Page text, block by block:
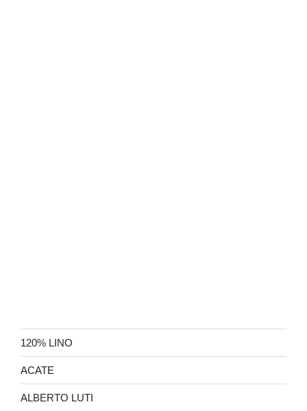
120% LINO
ACATE
ALBERTO LUTI